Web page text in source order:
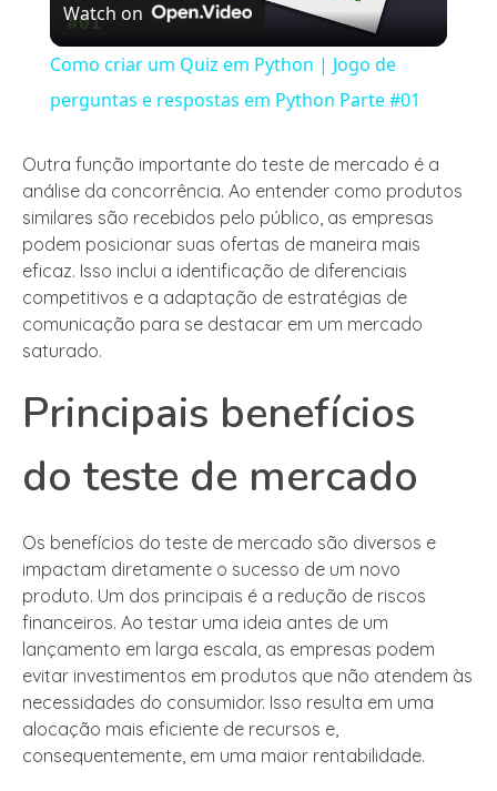
Video
Watch on
Como criar um Quiz em Python | Jogo de
perguntas e respostas em Python Parte #01
Outra função importante do teste de mercado é a
análise da concorrência. Ao entender como produtos
similares são recebidos pelo público, as empresas
podem posicionar suas ofertas de maneira mais
eficaz. Isso inclui a identificação de diferenciais
competitivos e a adaptação de estratégias de
comunicação para se destacar em um mercado
saturado.
Principais benefícios
do teste de mercado
Os benefícios do teste de mercado são diversos e
impactam diretamente o sucesso de um novo
produto. Um dos principais é a redução de riscos
financeiros. Ao testar uma ideia antes de um
lançamento em larga escala, as empresas podem
evitar investimentos em produtos que não atendem às
necessidades do consumidor. Isso resulta em uma
alocação mais eficiente de recursos e,
consequentemente, em uma maior rentabilidade.